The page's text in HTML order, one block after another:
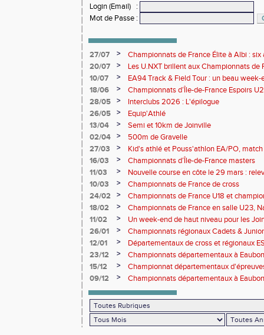
Login (Email)
:
Mot de Passe :
27/07 >
Championnats de France Élite à Albi :
rendez-vous de l'élite nationale
20/07 >
Les U.NXT brillent aux Championnats de
une pluie de performances
10/07 >
EA94 Track & Field Tour : un beau
18/06
>
Championnats d’Île-de-France Espoirs
28/05
>
Interclubs 2026 : L'épilogue
26/05
>
Equip'Athlé
13/04
>
Semi et 10km de Joinville
02/04
>
500m de Gravelle
27/03
>
Kid's athlé et Pouss'athlon EA/PO,
championnat LIFA épreuves combinées
16/03 >
Championnats d’Île-de-France masters
11/03
>
Nouvelle course en côte le 29 mars :
10/03
>
Championnats de France de cross
24/02
>
Championnats de France U18 et
Lancers Long
18/02 >
Championnats de France en salle U23,
de cross-country
11/02 >
Un week-end de haut niveau pour les
26/01
>
Championnats régionaux Cadets &
performances avant le Meeting de Paris
12/01 >
Départementaux de cross et régionaux
23/12
>
Championnats départementaux à
15/12
>
Championnat départementaux
09/12
> Championnats départementaux à